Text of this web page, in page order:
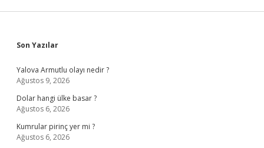
Sidebar
Son Yazılar
Yalova Armutlu olayı nedir ?
Ağustos 9, 2026
Dolar hangi ülke basar ?
Ağustos 6, 2026
Kumrular pirinç yer mi ?
Ağustos 6, 2026